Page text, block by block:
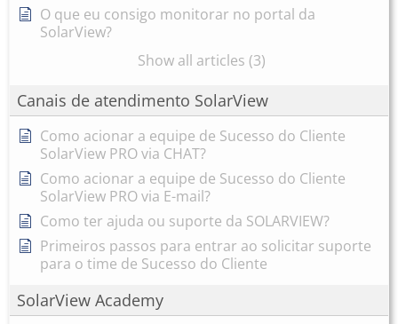
O que eu consigo monitorar no portal da
SolarView?
Show all articles (3)
Canais de atendimento SolarView
Como acionar a equipe de Sucesso do Cliente
SolarView PRO via CHAT?
Como acionar a equipe de Sucesso do Cliente
SolarView PRO via E-mail?
Como ter ajuda ou suporte da SOLARVIEW?
Primeiros passos para entrar ao solicitar suporte
para o time de Sucesso do Cliente
SolarView Academy